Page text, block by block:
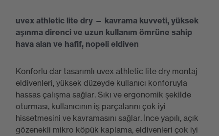
uvex athletic lite dry — kavrama kuvveti, yüksek
aşınma direnci ve uzun kullanım ömrüne sahip
hava alan ve hafif, nopeli eldiven
Konforlu dar tasarımlı uvex athletic lite dry montaj
eldivenleri, yüksek düzeyde kullanıcı konforuyla
hassas çalışma sağlar. Sıkı ve ergonomik şekilde
oturması, kullanıcının iş parçalarını çok iyi
hissetmesini ve kavramasını sağlar. İnce yapılı, açık
gözenekli mikro köpük kaplama, eldivenleri çok iyi